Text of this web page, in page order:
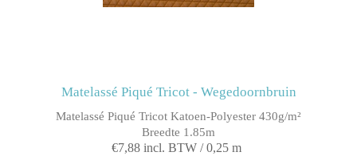
Matelassé Piqué Tricot - Wegedoornbruin
Matelassé Piqué Tricot Katoen-Polyester 430g/m²
Breedte 1.85m
€7,88 incl. BTW / 0,25 m